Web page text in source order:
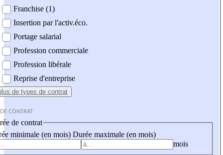
Franchise (1)
Insertion par l'activ.éco.
Portage salarial
Profession commerciale
Profession libérale
Reprise d'entreprise
de types de contrat
CONTRAT
de contrat
minimale (en mois) Durée maximale (en mois)
mois